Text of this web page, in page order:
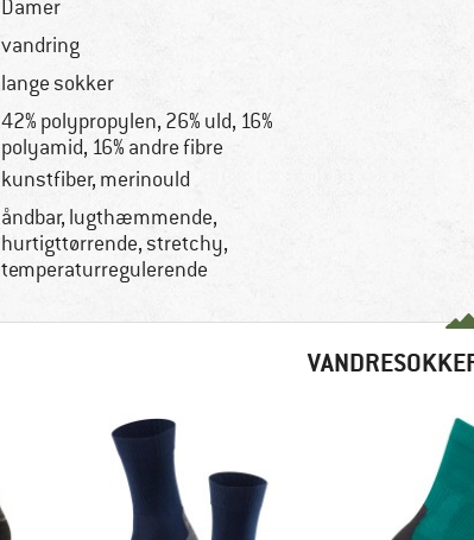
Damer
vandring
lange sokker
42% polypropylen, 26% uld, 16%
polyamid, 16% andre fibre
kunstfiber, merinould
åndbar, lugthæmmende,
hurtigttørrende, stretchy,
temperaturregulerende